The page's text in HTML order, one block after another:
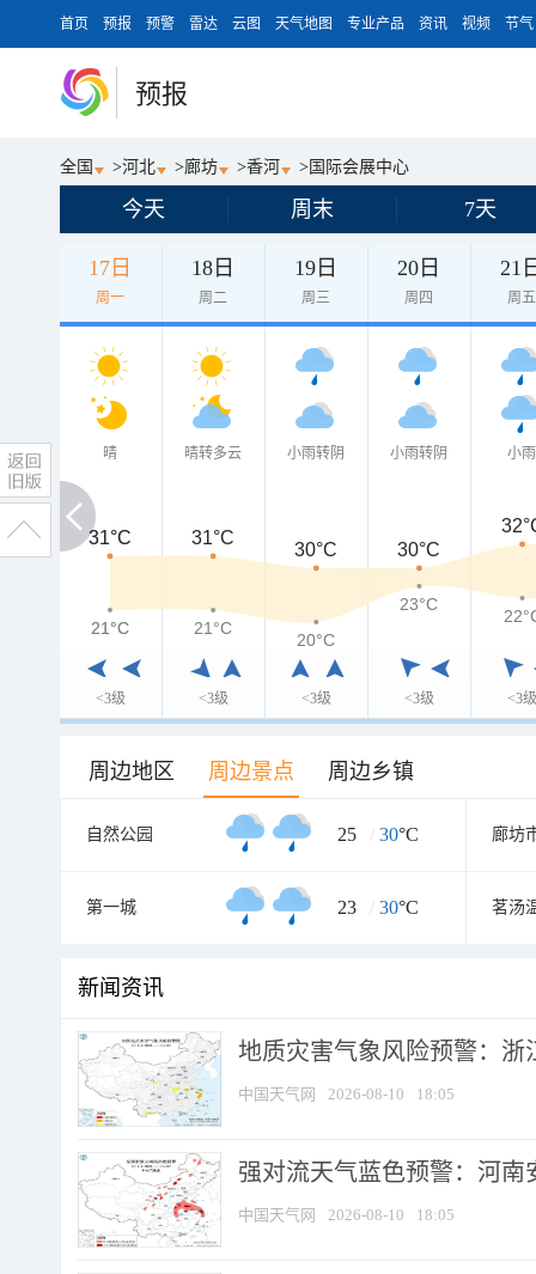
首页 预报 预警 雷达 云图 天气地图 专业产品 资讯 视频 节气
预报
全国 >河北 >廊坊 >香河 > 国际会展中心
今天 周末 7天
17日
周一
18日
周二
19日
周三
20日
周四
21
周五
晴
<3级
晴转多云
<3级
小雨转阴
<3级
小雨转阴
<3级
小雨
<3级
31°C
31°C 31°C
30°C 30°C
21°C
21°C 21°C
20°C
23°C
周边地区 周边景点 周边乡镇
自然公园 25 / 30°C
第一城 23 / 30°C 茗汤
新闻资讯
地质灾害气象风险预警：浙
中国天气网 2026-08-10 18:05
强对流天气蓝色预警：河南
中国天气网 2026-08-10 18:05